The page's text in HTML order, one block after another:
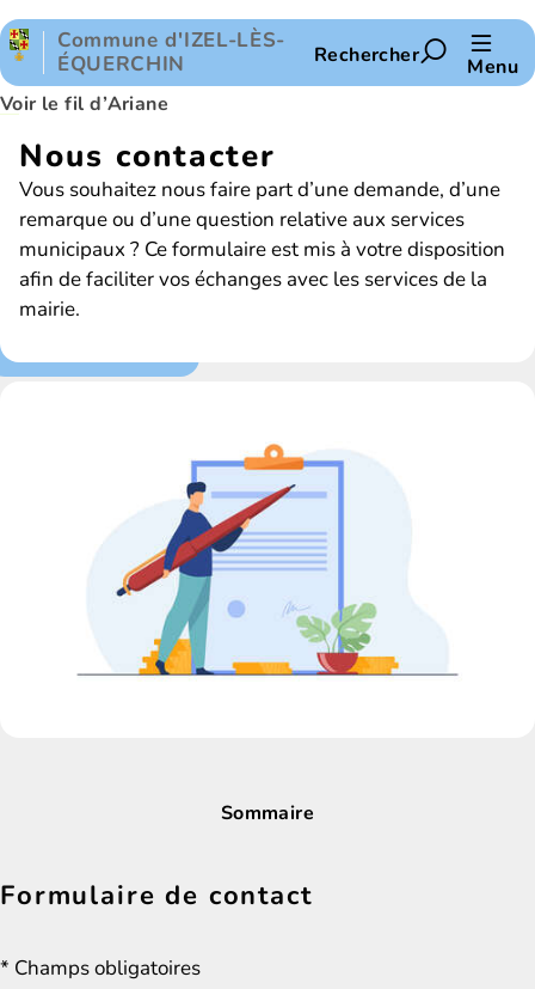
Panneau de gestion des cookies
Commune d'IZEL-LÈS-
ÉQUERCHIN
Rechercher
Menu
Voir le fil d’Ariane
Nous contacter
Vous souhaitez nous faire part d’une demande, d’une
remarque ou d’une question relative aux services
municipaux ? Ce formulaire est mis à votre disposition
afin de faciliter vos échanges avec les services de la
mairie.
Sommaire
Formulaire de contact
* Champs obligatoires